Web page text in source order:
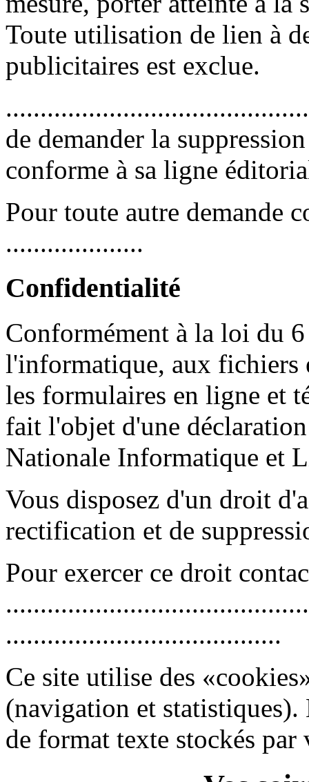
Toute utilisation de lien à
publicitaires est exclue.
de demander la
conforme à sa ligne
Pour toute autre demande
....................
Confidentialité
Conformément à la loi du
l'informatique, aux fichiers
les formulaires en ligne et
fait l'objet d'une
Nationale Informatique et
Vous disposez d'un droit
rectification et de
Pour exercer ce droit
........................................
Ce site utilise des
(navigation et
de format texte stockés